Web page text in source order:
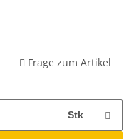
Frage zum Artikel
Stk